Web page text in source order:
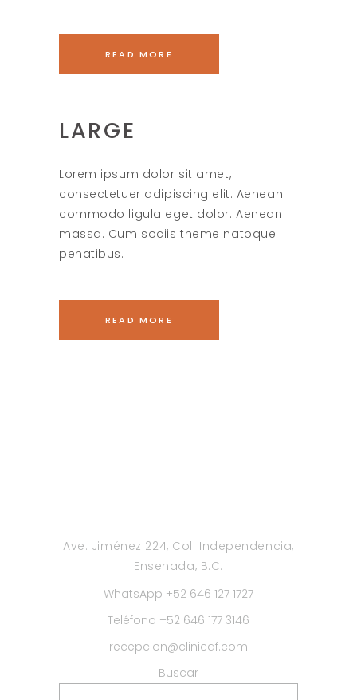
READ MORE
LARGE
Lorem ipsum dolor sit amet,
consectetuer adipiscing elit. Aenean
commodo ligula eget dolor. Aenean
massa. Cum sociis theme natoque
penatibus.
READ MORE
Ave. Jiménez 224, Col. Independencia,
Ensenada, B.C.
WhatsApp +52 646 127 1727
Teléfono +52 646 177 3146
recepcion@clinicaf.com
Buscar